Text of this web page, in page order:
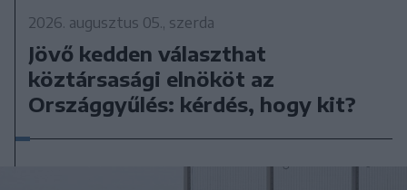
2026. augusztus 05., szerda
Jövő kedden választhat
köztársasági elnököt az
Országgyűlés: kérdés, hogy kit?